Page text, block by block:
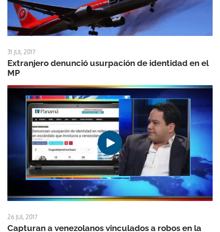
31 JUL 2017
Extranjero denunció usurpación de identidad en el
MP
26 JUL 2017
Capturan a venezolanos vinculados a robos en la